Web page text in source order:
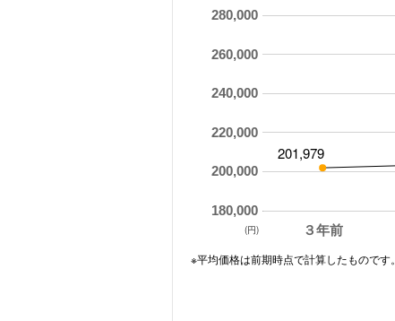
３年前
180,000
200,000
220,000
240,000
260,000
280,000
201,979
(円)
※平均価格は前期時点で計算したものです。